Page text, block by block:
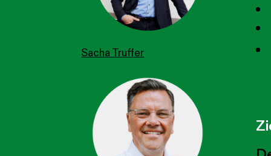
Sacha Truffer